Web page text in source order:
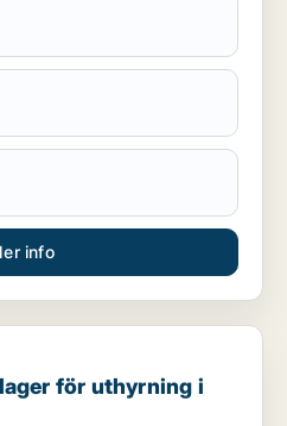
info
uthyrning i Stockholm
för uthyrning i